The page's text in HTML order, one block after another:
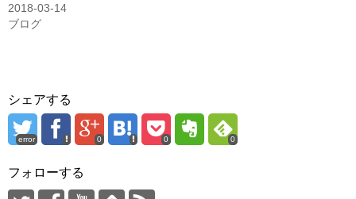
2018-03-14
ブログ
シェアする
error 0 0 0
フォローする